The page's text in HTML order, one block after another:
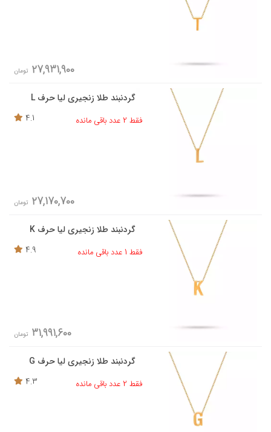
27,931,900 تومان
گردنبند طلا زنجیری لیا حرف L
فقط 2 عدد باقی مانده
4.1
27,170,700 تومان
گردنبند طلا زنجیری لیا حرف K
فقط 1 عدد باقی مانده
4.9
31,991,600 تومان
گردنبند طلا زنجیری لیا حرف G
فقط 2 عدد باقی مانده
4.3